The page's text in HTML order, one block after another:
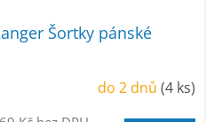
Šortky pánské
do 2 dnů(4 ks)